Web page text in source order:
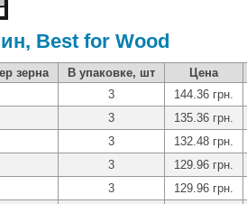
Best for Wood
зерна В упаковке, шт Цена
3 144.36 грн.
3 135.36 грн.
3 132.48 грн.
3 129.96 грн.
3 129.96 грн.